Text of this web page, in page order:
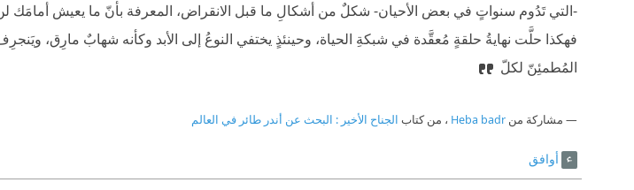
-التي تَدُوم سنواتٍ في بعض الأحيان- شكلٌ من أشكالِ ما قبل الانقراض، المعرفة بأنّ ما يعيش أمامَك
فهكذا حلَّت نهايةُ حلقةٍ مُعقَّدة في شبكةِ الحياة، وحينئذٍ يختفي النوعُ إلى الأبد وكأنه شهابٌ مارِق،
المُطمئِنّ لكلّ
مشاركة منHeba badr ، من كتاب الجناح الأخير : البحث عن أندر طائر في العالم
أوافق